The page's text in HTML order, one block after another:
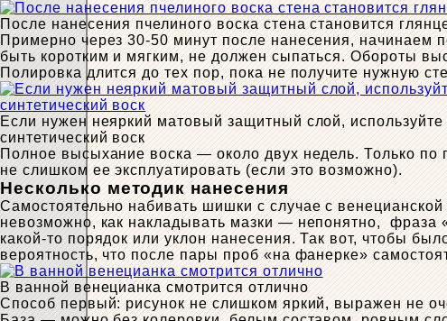
После нанесения пчелиного воска стена становится
Примерно через 30-50 минут после нанесения, начинаем
быть коротким и мягким, не должен сыпаться. Обороты
Полировка длится до тех пор, пока не получите нужную
Если нужен неяркий матовый защитный слой, используйте
синтетический воск
Полное высыхание воска — около двух недель. Только по
не слишком ее эксплуатировать (если это возможно).
Несколько методик нанесения
Самостоятельно набивать шишки с случае с
невозможно, как накладывать мазки — непонятно, фраза
какой-то порядок или уклон нанесения. Так вот, чтобы
вероятность, что после пары проб «на фанерке»
В ванной венецианка смотрится отлично
Способ первый: рисунок не слишком яркий, выражен не